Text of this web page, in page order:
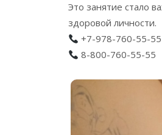
Это занятие стало
здоровой личности.
+7-978-760-55-
8-800-760-55-55